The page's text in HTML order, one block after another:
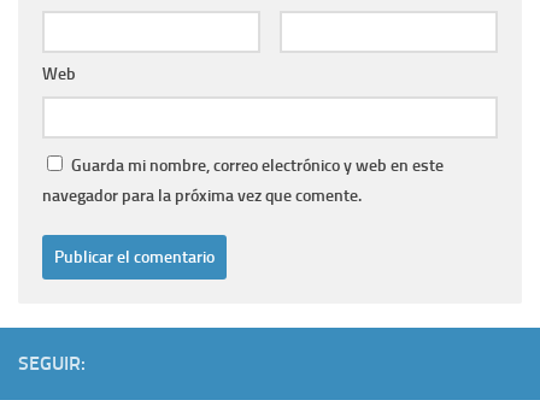
Web
Guarda mi nombre, correo electrónico y web en este
navegador para la próxima vez que comente.
SEGUIR: